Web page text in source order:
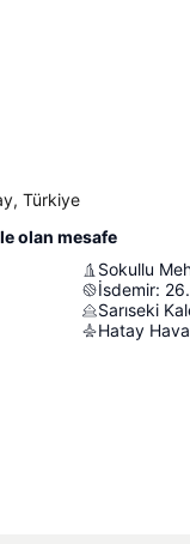
Türkiye
olan mesafe
Sokullu
İsdemir:
Sarıseki
Hatay